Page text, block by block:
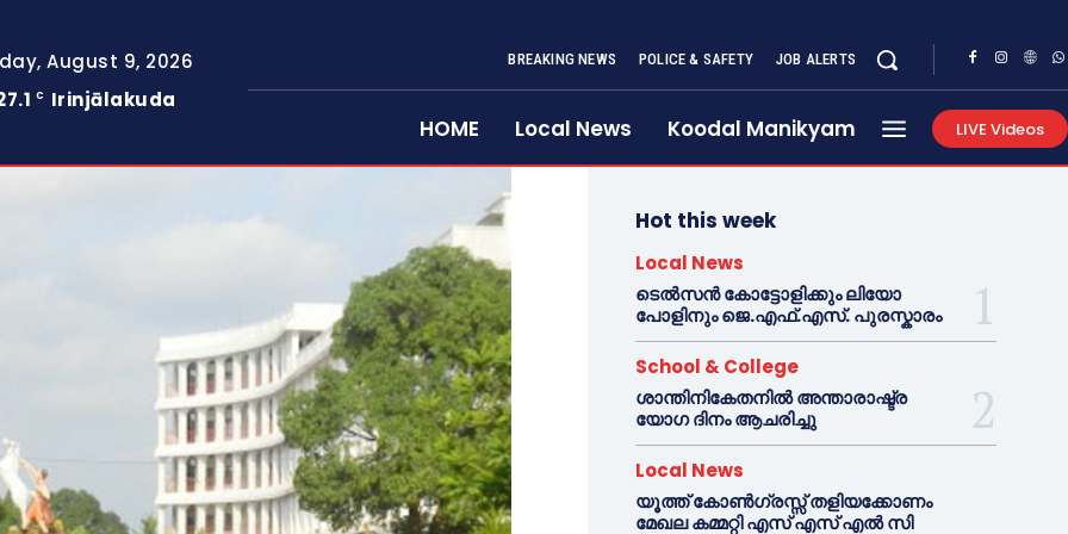
August 9, 2026
C Irinjālakuda
BREAKING NEWS POLICE & SAFETY JOB ALERTS
HOME Local News Koodal Manikyam LIVE Videos
Hot this week
Local News
ടെൽസൻ കോട്ടോളിക്കും ലിയോ
പോളിനും ജെ.എഫ്.എസ്. പുരസ്കാരം
School & College
ശാന്തിനികേതനിൽ അന്താരാഷ്ട്ര
യോഗ ദിനം ആചരിച്ചു
Local News
യൂത്ത് കോൺഗ്രസ്സ് തളിയക്കോണം
മേഖല കമ്മറ്റി എസ് എസ് എൽ സി